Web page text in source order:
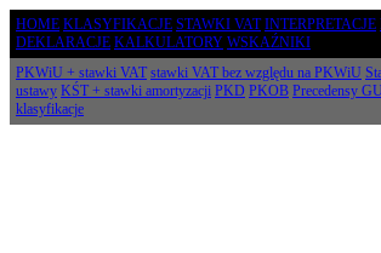
HOME KLASYFIKACJE STAWKI VAT INTERPRETACJE
DEKLARACJE KALKULATORY WSKAŹNIKI
PKWiU + stawki VAT stawki VAT bez względu na PKWiU
ustawy KŚT + stawki amortyzacji PKD PKOB Precedensy
klasyfikacje